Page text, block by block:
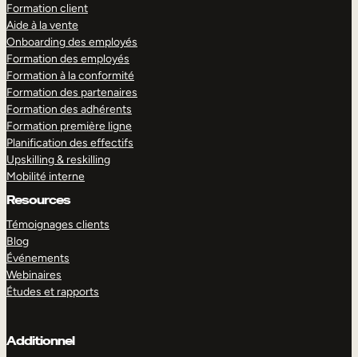
Formation client
Aide à la vente
Onboarding des employés
Formation des employés
Formation à la conformité
Formation des partenaires
Formation des adhérents
Formation première ligne
Planification des effectifs
Upskilling & reskilling
Mobilité interne
Resources
Témoignages clients
Blog
Événements
Webinaires
Études et rapports
Additionnel